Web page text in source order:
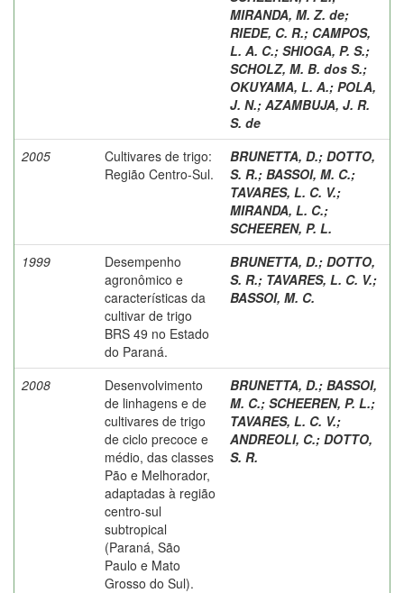
MIRANDA, M. Z. de;
RIEDE, C. R.; CAMPOS,
L. A. C.; SHIOGA, P. S.;
SCHOLZ, M. B. dos S.;
OKUYAMA, L. A.; POLA,
J. N.; AZAMBUJA, J. R.
S. de
2005
Cultivares de trigo:
Região Centro-Sul.
BRUNETTA, D.; DOTTO,
S. R.; BASSOI, M. C.;
TAVARES, L. C. V.;
MIRANDA, L. C.;
SCHEEREN, P. L.
1999
Desempenho
agronômico e
características da
cultivar de trigo
BRS 49 no Estado
do Paraná.
BRUNETTA, D.; DOTTO,
S. R.; TAVARES, L. C. V.;
BASSOI, M. C.
2008
Desenvolvimento
de linhagens e de
cultivares de trigo
de ciclo precoce e
médio, das classes
Pão e Melhorador,
adaptadas à região
centro-sul
subtropical
(Paraná, São
Paulo e Mato
Grosso do Sul).
BRUNETTA, D.; BASSOI,
M. C.; SCHEEREN, P. L.;
TAVARES, L. C. V.;
ANDREOLI, C.; DOTTO,
S. R.